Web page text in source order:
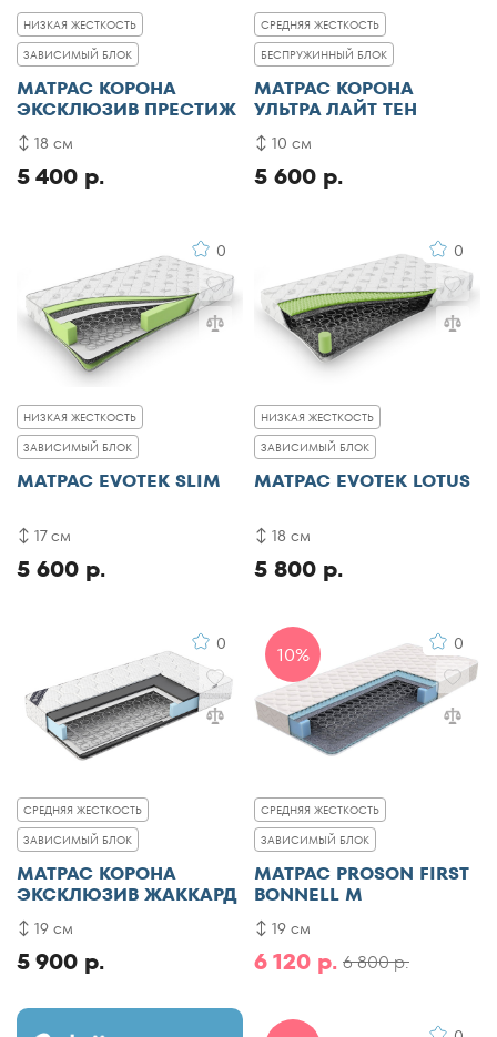
НИЗКАЯ ЖЕСТКОСТЬ
ЗАВИСИМЫЙ БЛОК
МАТРАС КОРОНА
ЭКСКЛЮЗИВ ПРЕСТИЖ
5 400 р.
18 см
СРЕДНЯЯ ЖЕСТКОСТЬ
БЕСПРУЖИННЫЙ БЛОК
МАТРАС КОРОНА
УЛЬТРА ЛАЙТ ТЕН
5 600 р.
10 см
0
НИЗКАЯ ЖЕСТКОСТЬ
ЗАВИСИМЫЙ БЛОК
МАТРАС EVOTEK SLIM
5 600 р.
17 см
0
НИЗКАЯ ЖЕСТКОСТЬ
ЗАВИСИМЫЙ БЛОК
МАТРАС EVOTEK LOTUS
5 800 р.
18 см
0
СРЕДНЯЯ ЖЕСТКОСТЬ
ЗАВИСИМЫЙ БЛОК
МАТРАС КОРОНА
ЭКСКЛЮЗИВ ЖАККАРД
5 900 р.
19 см
10% 0
СРЕДНЯЯ ЖЕСТКОСТЬ
ЗАВИСИМЫЙ БЛОК
МАТРАС PROSON FIRST
BONNELL M
6 800 р.
6 120 р.
19 см